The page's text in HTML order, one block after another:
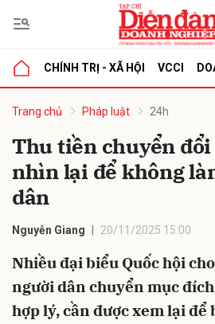
CHÍNH TRỊ - XÃ HỘI VCCI
Trang chủ Pháp luật 24h
Thu tiền chuyển đổi
nhìn lại để không
dân
Nguyễn Giang 20/11/2025 15:00
Nhiều đại biểu Quốc hội
người dân chuyển mục
hợp lý, cần được xem lại để
luận